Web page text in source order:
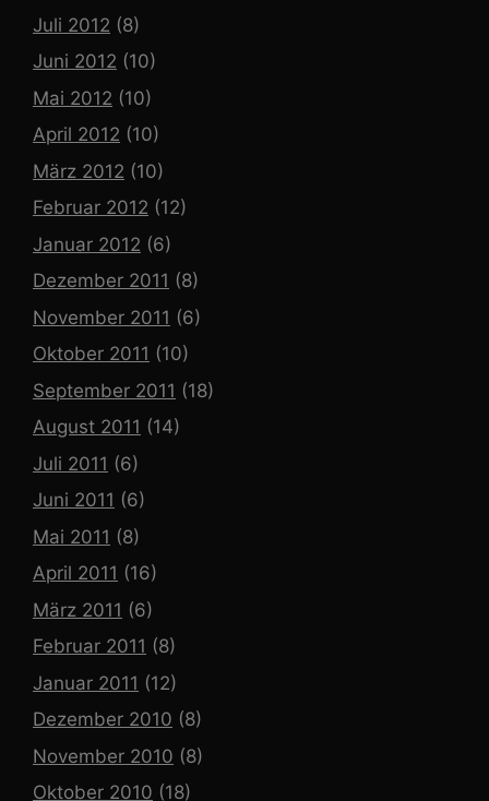
Juli 2012 (8)
Juni 2012 (10)
Mai 2012 (10)
April 2012 (10)
März 2012 (10)
Februar 2012 (12)
Januar 2012 (6)
Dezember 2011 (8)
November 2011 (6)
Oktober 2011 (10)
September 2011 (18)
August 2011 (14)
Juli 2011 (6)
Juni 2011 (6)
Mai 2011 (8)
April 2011 (16)
März 2011 (6)
Februar 2011 (8)
Januar 2011 (12)
Dezember 2010 (8)
November 2010 (8)
Oktober 2010 (18)